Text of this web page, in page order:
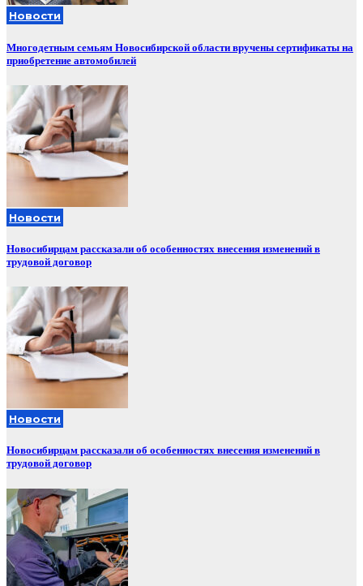
Новости
Многодетным семьям Новосибирской области вручены сертификаты на
приобретение автомобилей
Новости
Новосибирцам рассказали об особенностях внесения изменений в
трудовой договор
Новости
Новосибирцам рассказали об особенностях внесения изменений в
трудовой договор